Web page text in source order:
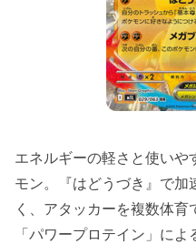
エネルギーの軽さと使いや
モン。『はどうづき』で加
く、アタッカーを複数体育
「パワープロテイン」に